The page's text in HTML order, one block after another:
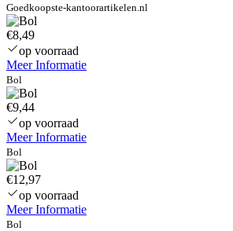
Goedkoopste-kantoorartikelen.nl
€8,49
op voorraad
Meer Informatie
Bol
€9,44
op voorraad
Meer Informatie
Bol
€12,97
op voorraad
Meer Informatie
Bol